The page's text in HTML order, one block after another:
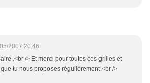
2007 20:46
.<br /> Et merci pour toutes ces grilles et
tu nous proposes régulièrement.<br />